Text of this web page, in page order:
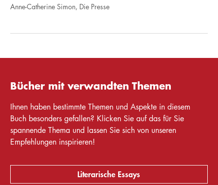
Anne-Catherine Simon, Die Presse
Bücher mit verwandten Themen
Ihnen haben bestimmte Themen und Aspekte in diesem
Buch besonders gefallen? Klicken Sie auf das für Sie
spannende Thema und lassen Sie sich von unseren
Empfehlungen inspirieren!
Literarische Essays